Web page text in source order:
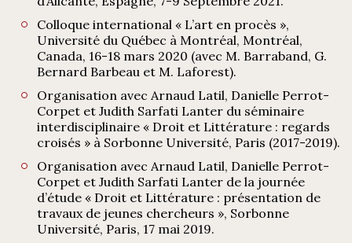
Colloque international « L’art en procès »,
Université du Québec à Montréal, Montréal,
Canada, 16-18 mars 2020 (avec M. Barraband, G.
Bernard Barbeau et M. Laforest).
Organisation avec Arnaud Latil, Danielle Perrot-
Corpet et Judith Sarfati Lanter du séminaire
interdisciplinaire « Droit et Littérature : regards
croisés » à Sorbonne Université, Paris (2017-2019).
Organisation avec Arnaud Latil, Danielle Perrot-
Corpet et Judith Sarfati Lanter de la journée
d’étude « Droit et Littérature : présentation de
travaux de jeunes chercheurs », Sorbonne
Université, Paris, 17 mai 2019.